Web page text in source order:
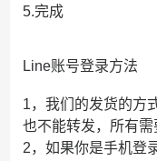
5.完成
Line账号登录方法
1，我们的发货的方
也不能转发，所有需
2，如果你是手机登